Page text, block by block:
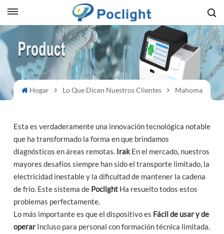
Hogar Lo Que Dicen Nuestros Clientes Mahoma
Esta es verdaderamente una innovación tecnológica notable
que ha transformado la forma en que brindamos
diagnósticos en áreas remotas. IrakEn el mercado, nuestros
mayores desafíos siempre han sido el transporte limitado, la
electricidad inestable y la dificultad de mantener la cadena
de frío. Este sistema de Poclight Ha resuelto todos estos
problemas perfectamente.
Lo más importante es que el dispositivo es Fácil de usar y de
operarIncluso para personal con formación técnica limitada.